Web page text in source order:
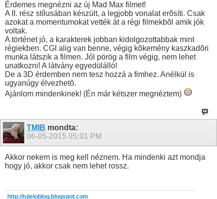
Érdemes megnézni az új Mad Max filmet!
A II. rész stílusában készült, a legjobb vonalat erõsíti. Csak
azokat a momentumokat vették át a régi filmekbõl amik jók
voltak.
A történet jó, a karakterek jobban kidolgozottabbak mint
régiekben. CGI alig van benne, végig kõkemény kaszkadõri
munka látszik a filmen. Jól pörög a film végig, nem lehet
unatkozni! A látvány egyedülálló!
De a 3D érdemben nem tesz hozzá a fimhez. Anélkül is
ugyanúgy élvezhetõ.
Ajánlom mindenkinek! (Én már kétszer megnéztem)
TMIB mondta:
06-05-2015 05:01 PM
Akkor nekem is meg kell néznem. Ha mindenki azt mondja
hogy jó, akkor csak nem lehet rossz.
http://tuleloblog.blogspot.com